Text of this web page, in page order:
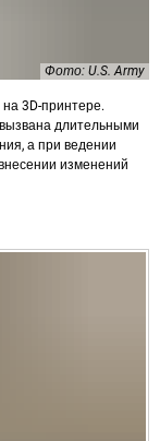
Фото: U.S. Army
3D-принтере.
длительными
а при ведении
изменений